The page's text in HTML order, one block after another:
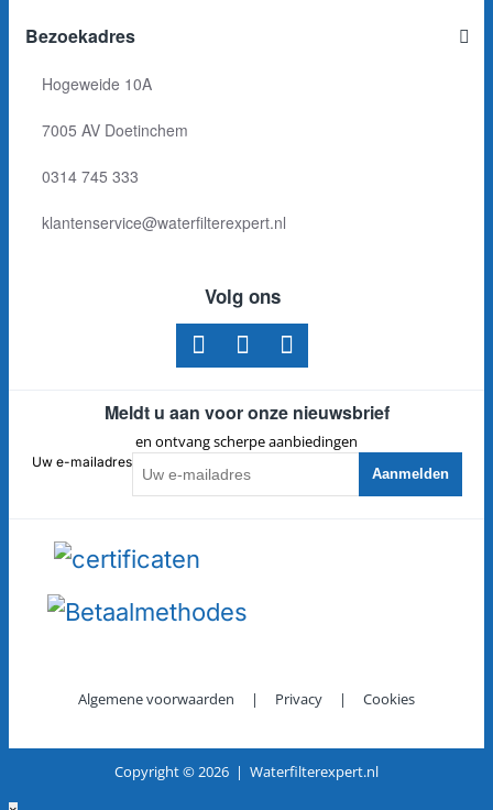
Bezoekadres
Hogeweide 10A
7005 AV Doetinchem
0314 745 333
klantenservice@waterfilterexpert.nl
Volg ons
Meldt u aan voor onze nieuwsbrief
en ontvang scherpe aanbiedingen
Uw e-mailadres
Aanmelden
Algemene voorwaarden | Privacy | Cookies
Copyright ©2026 | Waterfilterexpert.nl